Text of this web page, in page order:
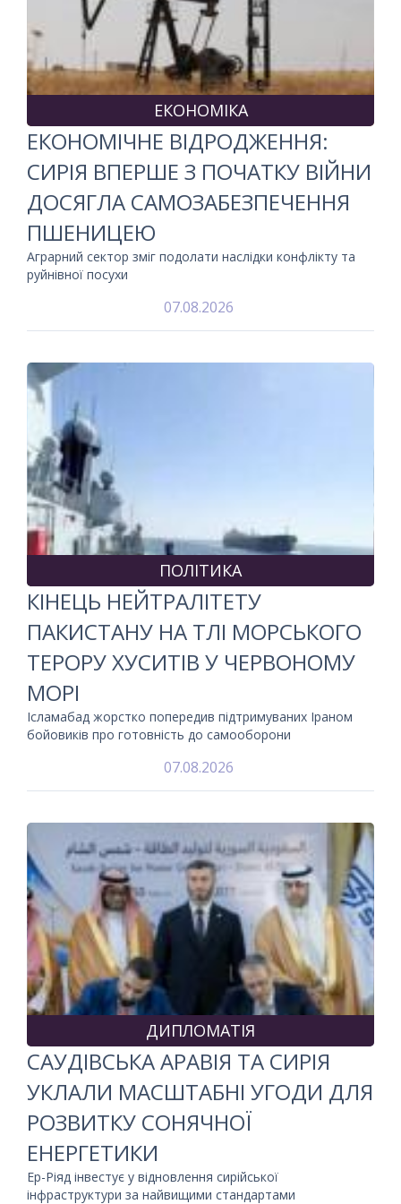
ЕКОНОМІКА
ЕКОНОМІЧНЕ ВІДРОДЖЕННЯ:
СИРІЯ ВПЕРШЕ З ПОЧАТКУ ВІЙНИ
ДОСЯГЛА САМОЗАБЕЗПЕЧЕННЯ
ПШЕНИЦЕЮ
Аграрний сектор зміг подолати наслідки конфлікту та
руйнівної посухи
07.08.2026
ПОЛІТИКА
КІНЕЦЬ НЕЙТРАЛІТЕТУ
ПАКИСТАНУ НА ТЛІ МОРСЬКОГО
ТЕРОРУ ХУСИТІВ У ЧЕРВОНОМУ
МОРІ
Ісламабад жорстко попередив підтримуваних Іраном
бойовиків про готовність до самооборони
07.08.2026
ДИПЛОМАТІЯ
САУДІВСЬКА АРАВІЯ ТА СИРІЯ
УКЛАЛИ МАСШТАБНІ УГОДИ ДЛЯ
РОЗВИТКУ СОНЯЧНОЇ
ЕНЕРГЕТИКИ
Ер-Ріяд інвестує у відновлення сирійської
інфраструктури за найвищими стандартами